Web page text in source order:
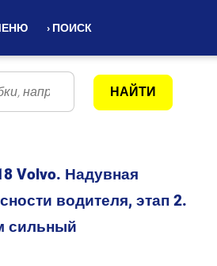
› ПОИСК
Volvo. Надувная
водителя, этап 2.
сильный